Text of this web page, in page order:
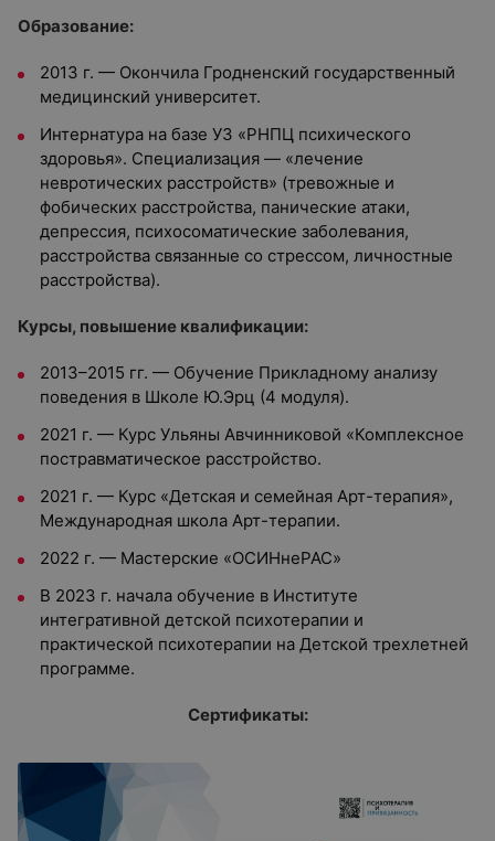
Образование:
2013 г. — Окончила Гродненский государственный
медицинский университет.
Интернатура на базе УЗ «РНПЦ психического
здоровья». Специализация — «лечение
невротических расстройств» (тревожные и
фобических расстройства, панические атаки,
депрессия, психосоматические заболевания,
расстройства связанные со стрессом, личностные
расстройства).
Курсы, повышение квалификации:
2013–2015 гг. — Обучение Прикладному анализу
поведения в Школе Ю.Эрц (4 модуля).
2021 г. — Курс Ульяны Авчинниковой «Комплексное
постравматическое расстройство.
2021 г. — Курс «Детская и семейная Арт-терапия»,
Международная школа Арт-терапии.
2022 г. — Мастерские «ОСИНнеРАС»
В 2023 г. начала обучение в Институте
интегративной детской психотерапии и
практической психотерапии на Детской трехлетней
программе.
Сертификаты: